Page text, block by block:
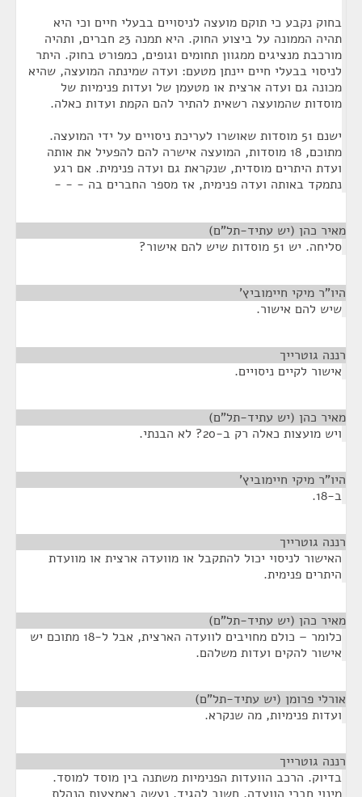
בחוק נקבע כי תוקם מועצה לניסויים בבעלי חיים וכי היא
תהיה הממונה על ביצוע החוק. היא תמנה 23 חברים, ותהיה
מורכבת מנציגים ממגוון תחומים וגופים, כמפורט בחוק. היתר
לניסוי בבעלי חיים יינתן מטעם: ועדה שמינתה המועצה, שהיא
מכונה גם ועדה ארצית או מטעמן של ועדות פנימיות של
מוסדות שהמועצה רשאית להתיר להם הקמת ועדות כאלה.
ישנם 51 מוסדות שאושרו לעריכת ניסויים על ידי המועצה.
מתוכם, 18 מוסדות, המועצה אישרה להם להפעיל את אותה
ועדת היתרים מוסדית, שנקראת גם ועדה פנימית. אם רגע
נתמקד באותה ועדה פנימית, אז מספר החברים בה - - -
מאיר כהן (יש עתיד-תל"ם)
סליחה. יש 51 מוסדות שיש להם אישור?
היו"ר מיקי חיימוביץ'
שיש להם אישור.
רננה גוטרייך
אישור לקיים ניסויים.
מאיר כהן (יש עתיד-תל"ם)
ויש מועצות כאלה רק ב-20? לא הבנתי.
היו"ר מיקי חיימוביץ'
ב-18.
רננה גוטרייך
האישור לניסוי יכול להתקבל או מוועדה ארצית או מוועדת
היתרים פנימית.
מאיר כהן (יש עתיד-תל"ם)
כלומר – כולם מחויבים לוועדה הארצית, אבל ל-18 מתוכם יש
אישור להקים ועדות משלהם.
אורלי פרומן (יש עתיד-תל"ם)
ועדות פנימיות, מה שנקרא.
רננה גוטרייך
בדיוק. הרכב הוועדות הפנימיות משתנה בין מוסד למוסד.